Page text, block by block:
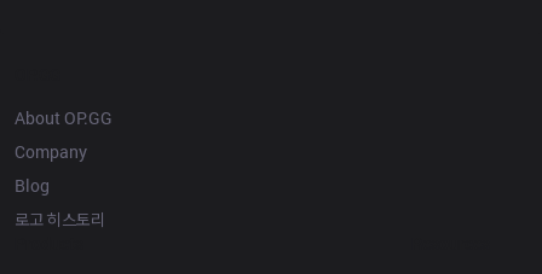
About OP.GG
Company
Blog
로고 히스토리